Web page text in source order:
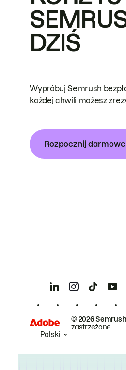
DZIŚ
Wypróbuj Semrush
każdej chwili możesz
Rozpocznij
© 2026
zastrzeżone.
Polski